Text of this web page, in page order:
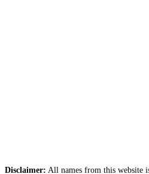
Disclaimer: All names from this website